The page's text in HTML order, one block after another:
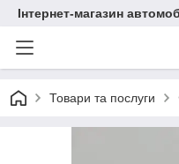
Інтернет-магазин
Товари та послуги